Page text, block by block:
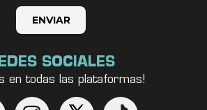
SOCIALES
en todas las plataformas!